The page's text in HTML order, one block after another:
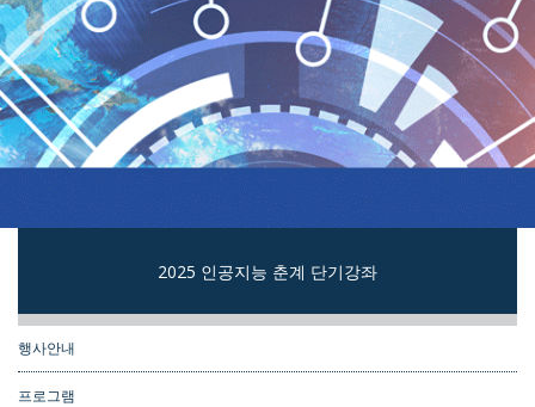
2025 인공지능 춘계 단기강좌
행사안내
프로그램